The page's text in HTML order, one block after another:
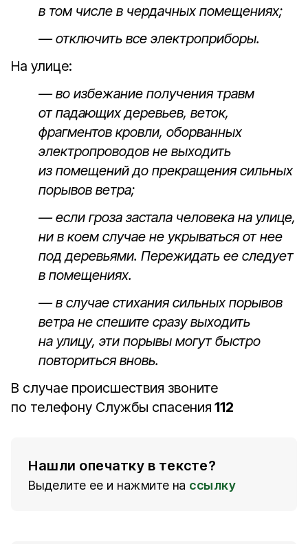
в том числе в чердачных помещениях;
— отключить все электроприборы.
На улице:
— во избежание получения травм
от падающих деревьев, веток,
фрагментов кровли, оборванных
электропроводов не выходить
из помещений до прекращения сильных
порывов ветра;
— если гроза застала человека на улице,
ни в коем случае не укрываться от нее
под деревьями. Пережидать ее следует
в помещениях.
— в случае стихания сильных порывов
ветра не спешите сразу выходить
на улицу, эти порывы могут быстро
повториться вновь.
В случае происшествия звоните
по телефону Службы спасения 112
Нашли опечатку в тексте?
Выделите ее и нажмите на ссылку